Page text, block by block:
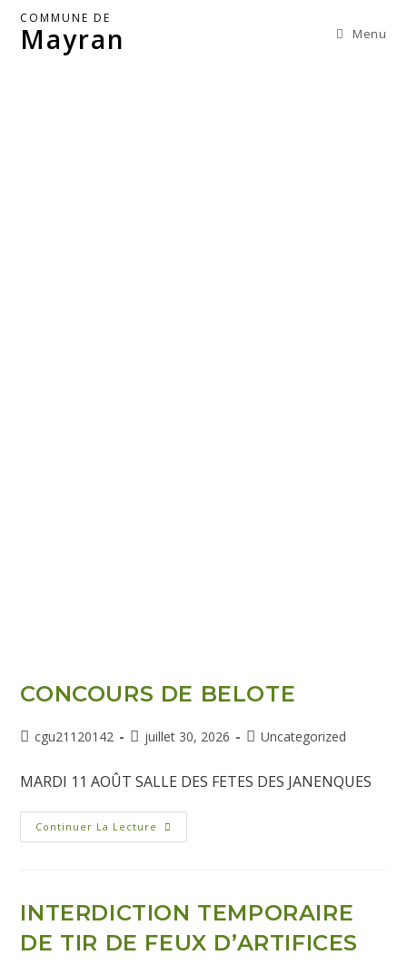
COMMUNE DE
Mayran Menu
CONCOURS DE BELOTE
cgu21120142 juillet 30, 2026 Uncategorized
MARDI 11 AOÛT SALLE DES FETES DES JANENQUES
Continuer La Lecture
INTERDICTION TEMPORAIRE
DE TIR DE FEUX D’ARTIFICES